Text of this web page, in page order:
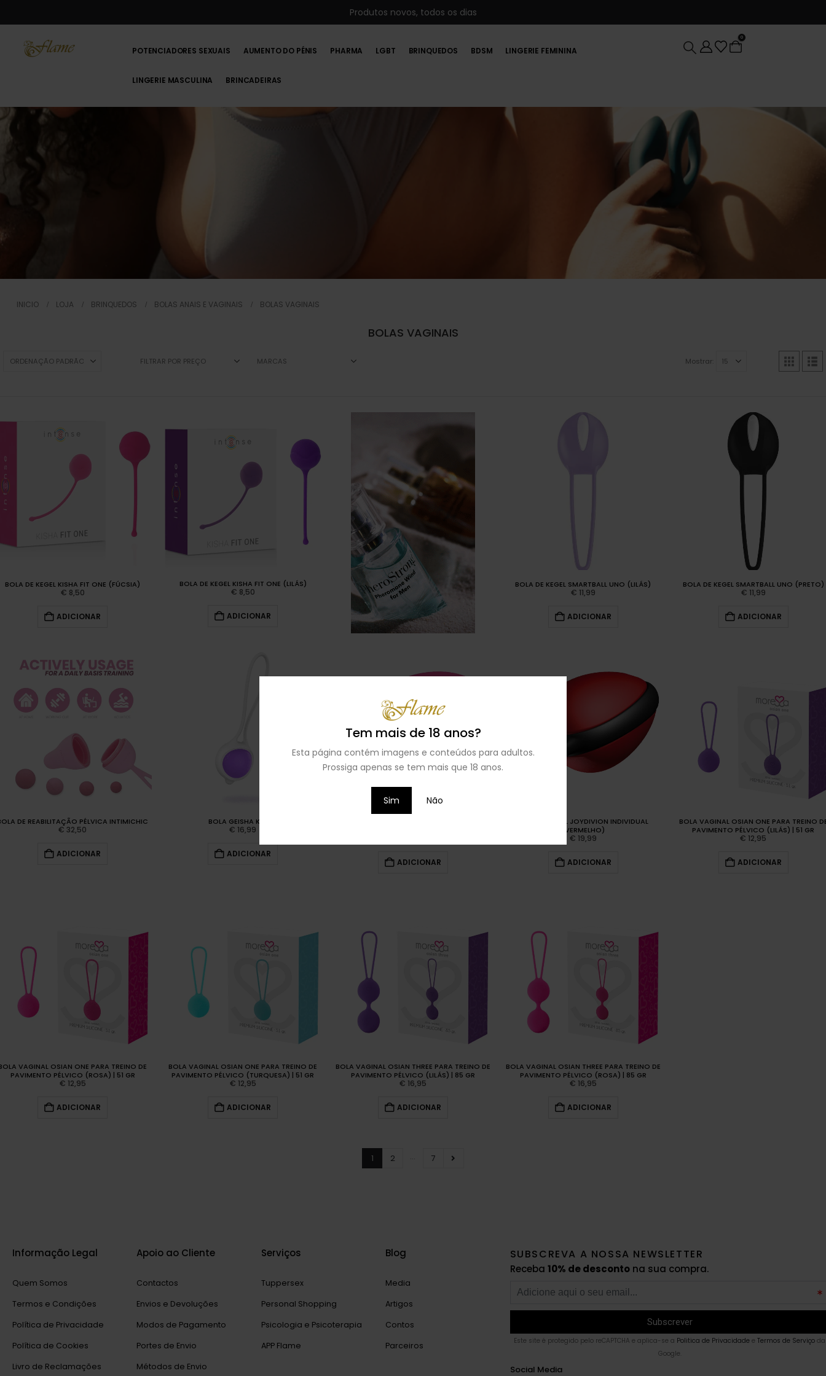
Tem mais de 18 anos?
Esta página contém imagens e conteúdos para adultos.
Prossiga apenas se tem mais que 18 anos.
Sim Não
Produtos novos, todos os dias
POTENCIADORES SEXUAIS AUMENTO DO PÉNIS PHARMA LGBT BRINQUEDOS BDSM LINGERIE FEMININA
LINGERIE MASCULINA BRINCADEIRAS
0
INICIO LOJA BRINQUEDOS BOLAS ANAIS E VAGINAIS BOLAS VAGINAIS
BOLAS VAGINAIS
FILTRAR POR PREÇO MARCAS Mostrar:
BOLA DE KEGEL KISHA FIT ONE (FÚCSIA)
€ 8,50
ADICIONAR
BOLA DE KEGEL KISHA FIT ONE (LILÁS)
€ 8,50
ADICIONAR
BOLA DE KEGEL SMARTBALL UNO (LILÁS)
€ 11,99
ADICIONAR
BOLA DE KEGEL SMARTBALL UNO (PRETO)
€ 11,99
ADICIONAR
DE REABILITAÇÃO PÉLVICA INTIMICHIC
€ 32,50
ADICIONAR
BOLA GEISHA KEISY I
€ 16,99
ADICIONAR
ADICIONAR
BOLA VAGINAL JOYDIVION INDIVIDUAL
(VERMELHO)
€ 19,99
ADICIONAR
BOLA VAGINAL OSIAN ONE PARA TREINO
PAVIMENTO PÉLVICO (LILÁS) | 51 GR
€ 12,95
ADICIONAR
VAGINAL OSIAN ONE PARA TREINO DE
PAVIMENTO PÉLVICO (ROSA) | 51 GR
€ 12,95
ADICIONAR
BOLA VAGINAL OSIAN ONE PARA TREINO DE
PAVIMENTO PÉLVICO (TURQUESA) | 51 GR
€ 12,95
ADICIONAR
BOLA VAGINAL OSIAN THREE PARA TREINO DE
PAVIMENTO PÉLVICO (LILÁS) | 85 GR
€ 16,95
ADICIONAR
BOLA VAGINAL OSIAN THREE PARA TREINO DE
PAVIMENTO PÉLVICO (ROSA) | 85 GR
€ 16,95
ADICIONAR
1 2 … 7
Informação Legal
Quem Somos
Termos e Condições
Política de Privacidade
Política de Cookies
Livro de Reclamações
Apoio ao Cliente
Contactos
Envios e Devoluções
Modos de Pagamento
Portes de Envio
Métodos de Envio
Serviços
Tuppersex
Personal Shopping
Psicologia e Psicoterapia
APP Flame
Blog
Media
Artigos
Contos
Parceiros
SUBSCREVA A NOSSA NEWSLETTER
Receba 10% de descontona sua compra.
Este site é protegido pelo reCAPTCHA e aplica-se a Politica de Privacidade e Termos de Serviço da
Google.
Social Media